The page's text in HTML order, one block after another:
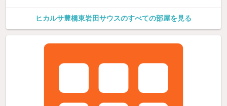
ヒカルサ豊橋東岩田サウスのすべての部屋を見る